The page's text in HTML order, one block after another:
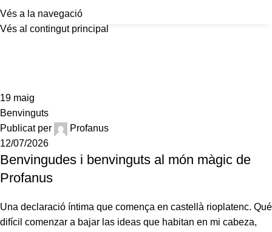
Vés a la navegació
Vés al contingut principal
19 maig
Benvinguts
Publicat per
Profanus
12/07/2026
Benvingudes i benvinguts al món màgic de
Profanus
Una declaració íntima que comença en castellà rioplatenc. Qué
difícil comenzar a bajar las ideas que habitan en mi cabeza,